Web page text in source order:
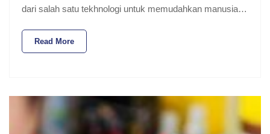
dari salah satu tekhnologi untuk memudahkan manusia…
Read More